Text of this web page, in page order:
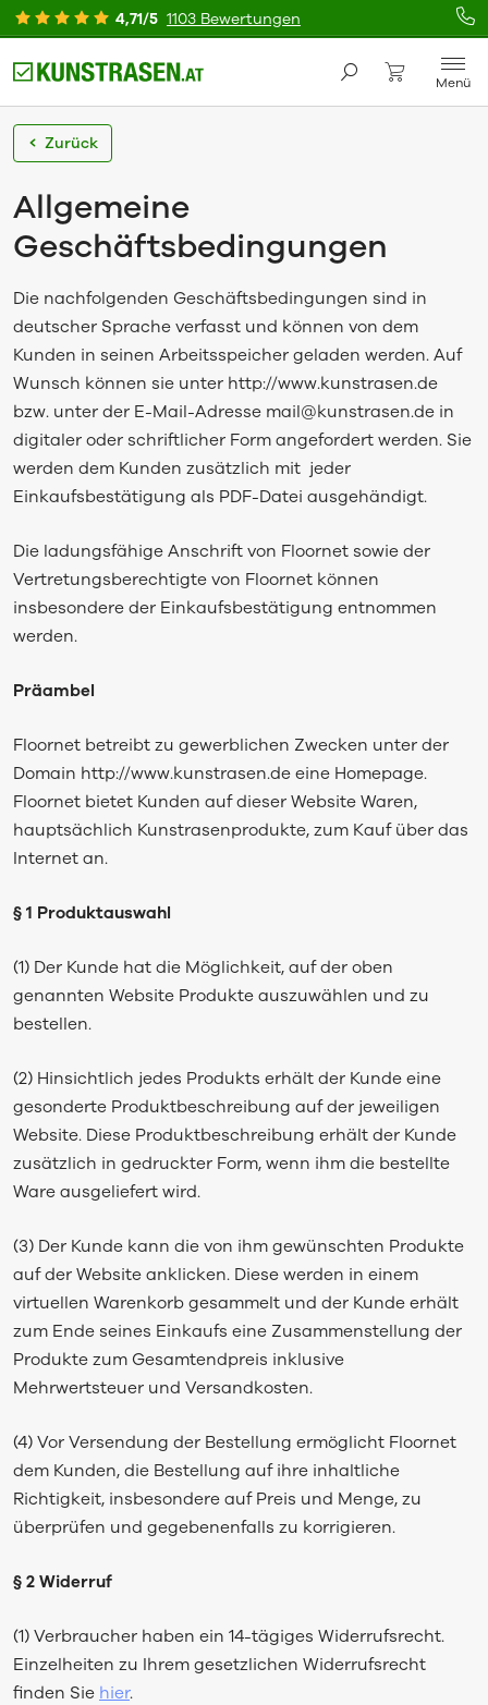
4,71/5 1103 Bewertungen
Menü
Zurück
Allgemeine
Geschäftsbedingungen
Die nachfolgenden Geschäftsbedingungen sind in
deutscher Sprache verfasst und können von dem
Kunden in seinen Arbeitsspeicher geladen werden. Auf
Wunsch können sie unter http://www.kunstrasen.de
bzw. unter der E-Mail-Adresse mail@kunstrasen.de in
digitaler oder schriftlicher Form angefordert werden. Sie
werden dem Kunden zusätzlich mit jeder
Einkaufsbestätigung als PDF-Datei ausgehändigt.
Die ladungsfähige Anschrift von Floornet sowie der
Vertretungsberechtigte von Floornet können
insbesondere der Einkaufsbestätigung entnommen
werden.
Präambel
Floornet betreibt zu gewerblichen Zwecken unter der
Domain http://www.kunstrasen.de eine Homepage.
Floornet bietet Kunden auf dieser Website Waren,
hauptsächlich Kunstrasenprodukte, zum Kauf über das
Internet an.
§ 1 Produktauswahl
(1) Der Kunde hat die Möglichkeit, auf der oben
genannten Website Produkte auszuwählen und zu
bestellen.
(2) Hinsichtlich jedes Produkts erhält der Kunde eine
gesonderte Produktbeschreibung auf der jeweiligen
Website. Diese Produktbeschreibung erhält der Kunde
zusätzlich in gedruckter Form, wenn ihm die bestellte
Ware ausgeliefert wird.
(3) Der Kunde kann die von ihm gewünschten Produkte
auf der Website anklicken. Diese werden in einem
virtuellen Warenkorb gesammelt und der Kunde erhält
zum Ende seines Einkaufs eine Zusammenstellung der
Produkte zum Gesamtendpreis inklusive
Mehrwertsteuer und Versandkosten.
(4) Vor Versendung der Bestellung ermöglicht Floornet
dem Kunden, die Bestellung auf ihre inhaltliche
Richtigkeit, insbesondere auf Preis und Menge, zu
überprüfen und gegebenenfalls zu korrigieren.
§ 2 Widerruf
(1) Verbraucher haben ein 14-tägiges Widerrufsrecht.
Einzelheiten zu Ihrem gesetzlichen Widerrufsrecht
finden Sie hier.